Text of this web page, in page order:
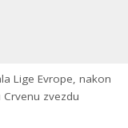
Lige Evrope, nakon
zvezdu